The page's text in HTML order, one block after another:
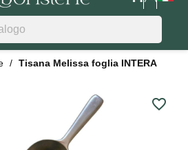
Tisana Melissa foglia INTERA
favorite_border